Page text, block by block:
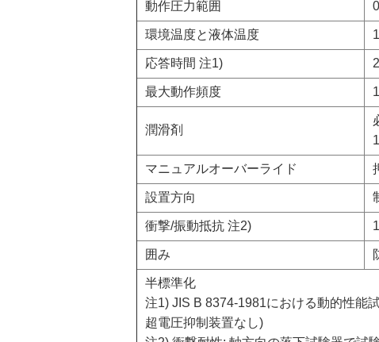
動作圧力範囲
環境温度と液体温度
応答時間 注1)
最大動作頻度
潤滑剤
マニュアルオーバーライド
設置方向
衝撃/振動抵抗 注2)
囲み
半標準化
注1) JIS B 8374-1981における動的性能
超電圧抑制装置なし)